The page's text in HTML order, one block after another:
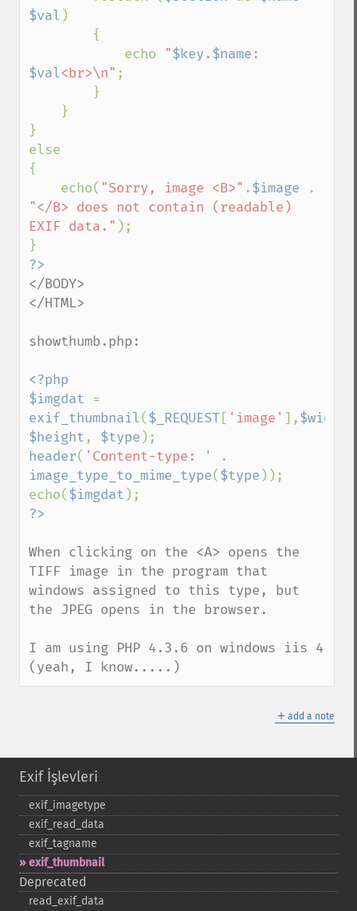
$val )
            echo
"$key.$name
$val<br>\n" ;
}
else
{
    echo(
"Sorry, image <B>" .$image
"</B> does not contain (readable)
EXIF data." );
</BODY>
</HTML>
showthumb.php:
<?php
$imgdat
exif_thumbnail($_REQUEST[ 'image' ],$width
$height , $type
header( 'Content-type: '
image_type_to_mime_type($type ));
echo($imgdat
When clicking on the <A> opens the
TIFF image in the program that
windows assigned to this type, but
the JPEG opens in the browser.
I am using PHP 4.3.6 on windows iis 4
(yeah, I know.....)
＋ add a note
Exif İşlevleri
exif_​imagetype
exif_​read_​data
exif_​tagname
exif_​thumbnail
Deprecated
read_​exif_​data